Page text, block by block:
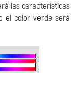
las características
el color verde será